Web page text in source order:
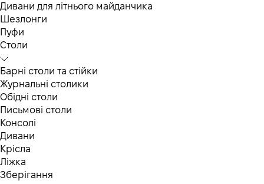
Дивани для літнього майданчика
Шезлонги
Пуфи
Столи
Барні столи та стійки
Журнальні столики
Обідні столи
Письмові столи
Консолі
Дивани
Крісла
Ліжка
Зберігання